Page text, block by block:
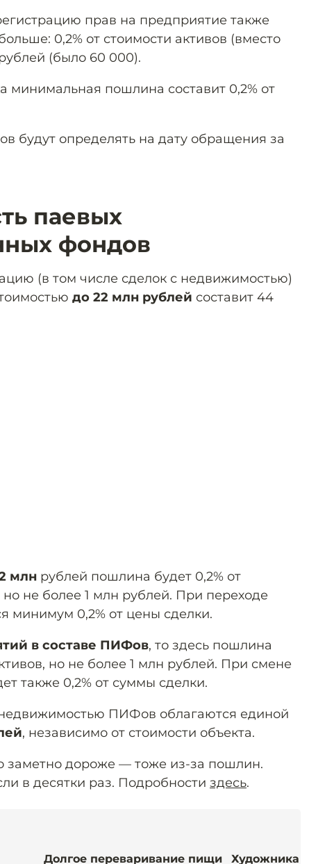
прав на предприятие также
0,2% от стоимости активов (вместо
(было 60 000).
минимальная пошлина составит 0,2% от
будут определять на дату обращения за
паевых
фондов
(в том числе сделок с недвижимостью)
до 22 млн рублей составит 44
млн рублей пошлина будет 0,2% от
но не более 1 млн рублей. При переходе
минимум 0,2% от цены сделки.
в составе ПИФов, то здесь пошлина
но не более 1 млн рублей. При смене
также 0,2% от суммы сделки.
ПИФов облагаются единой
, независимо от стоимости объекта.
заметно дороже — тоже из-за пошлин.
в десятки раз. Подробности здесь.
Долгое переваривание пищи Художника